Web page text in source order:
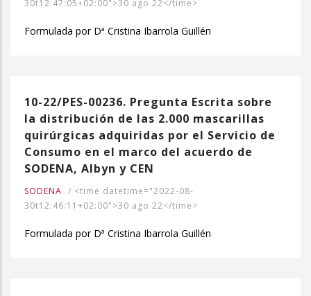
30t12:47:05+02:00">30 ago 22</time>
Formulada por Dª Cristina Ibarrola Guillén
10-22/PES-00236. Pregunta Escrita sobre
la distribución de las 2.000 mascarillas
quirúrgicas adquiridas por el Servicio de
Consumo en el marco del acuerdo de
SODENA, Albyn y CEN
SODENA / <time datetime="2022-08-
30t12:46:11+02:00">30 ago 22</time>
Formulada por Dª Cristina Ibarrola Guillén